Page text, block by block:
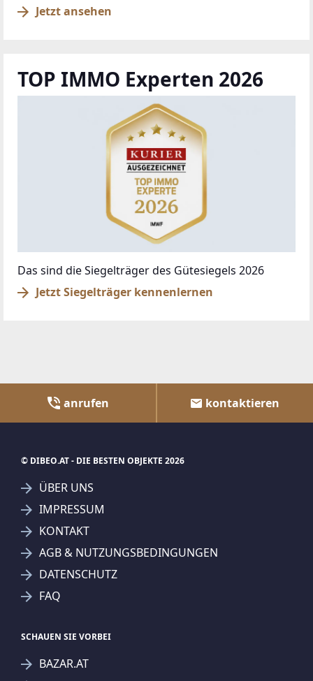
Jetzt ansehen
TOP IMMO Experten 2026
Das sind die Siegelträger des Gütesiegels 2026
Jetzt Siegelträger kennenlernen
anrufen kontaktieren
© DIBEO.AT - DIE BESTEN OBJEKTE 2026
ÜBER UNS
IMPRESSUM
KONTAKT
AGB & NUTZUNGSBEDINGUNGEN
DATENSCHUTZ
FAQ
SCHAUEN SIE VORBEI
BAZAR.AT